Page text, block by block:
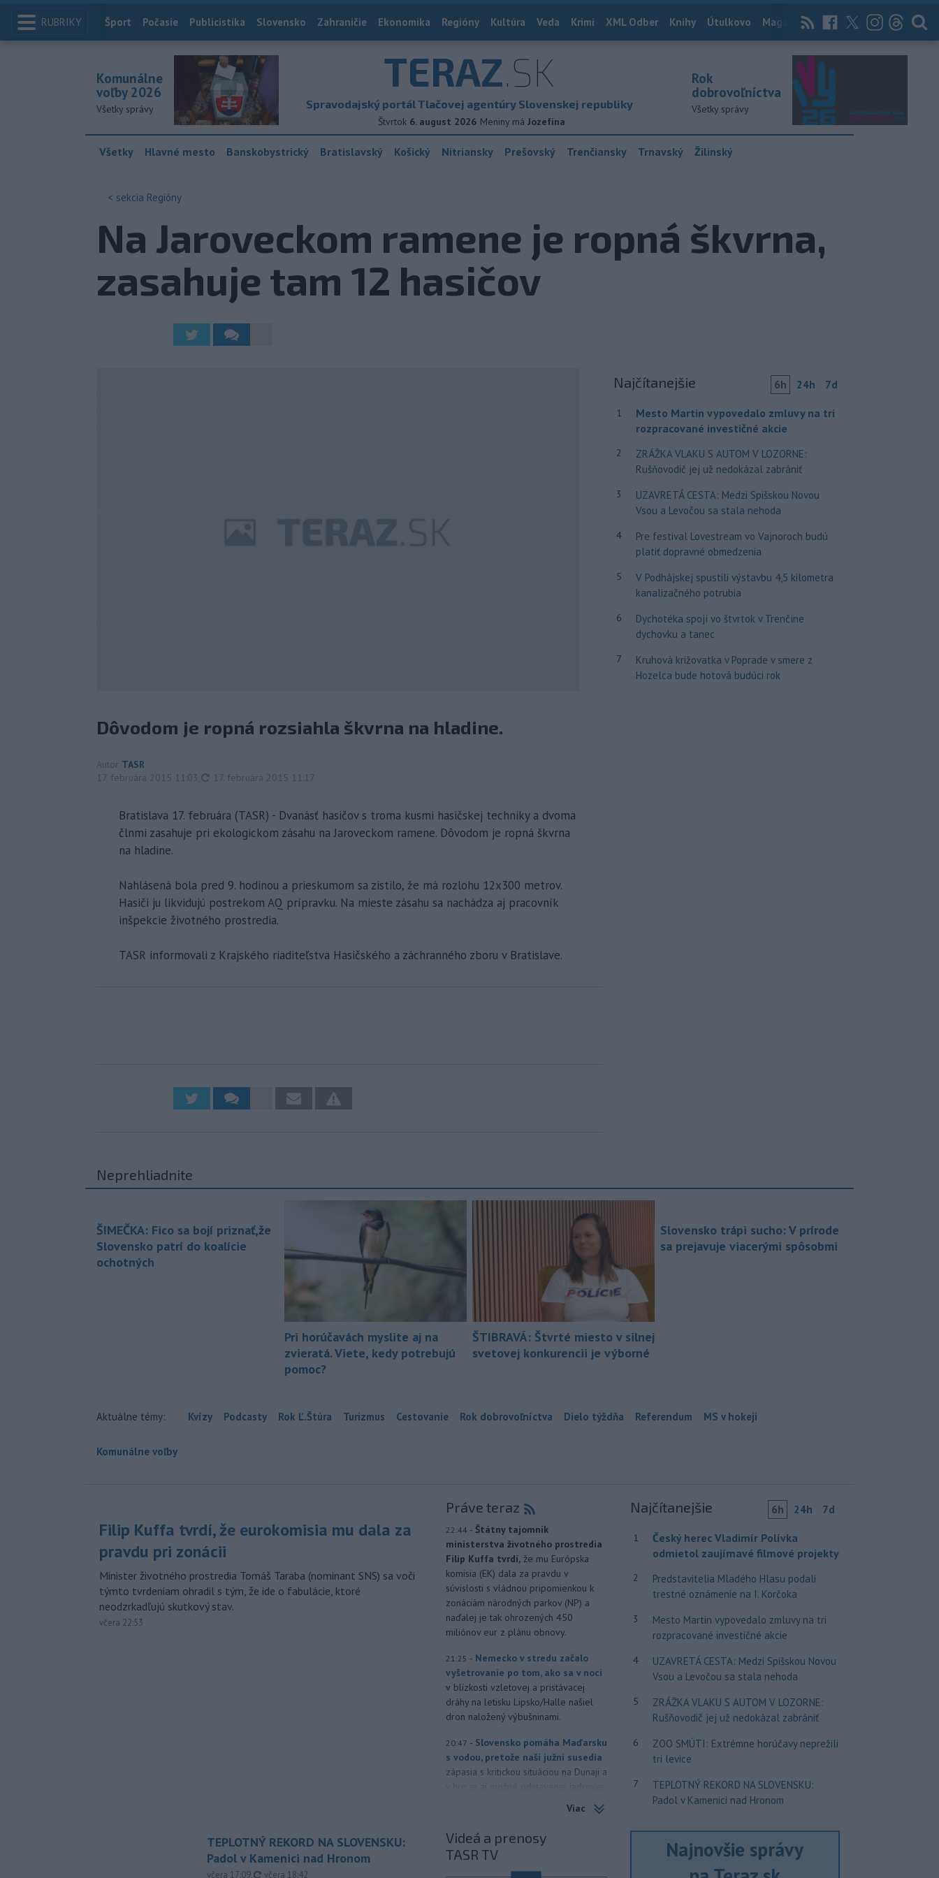
RUBRIKY Index
Šport Počasie Publicistika Slovensko Zahraničie Ekonomika Regióny Kultúra Veda Krimi XML Odber Knihy Útulkovo Magazín News Now Archív
TERAZ.SK
Spravodajský portál Tlačovej agentúry Slovenskej republiky
Štvrtok 6. august 2026 Meniny má Jozefína
Komunálne
voľby 2026
Všetky správy
Rok
dobrovoľníctva
Všetky správy
Všetky Hlavné mesto Banskobystrický Bratislavský Košický Nitriansky Prešovský Trenčiansky Trnavský Žilinský
< sekcia Regióny
Na Jaroveckom ramene je ropná škvrna,
zasahuje tam 12 hasičov
Dôvodom je ropná rozsiahla škvrna na hladine.
Autor TASR
17. februára 2015 11:03
aktualizované
17. februára 2015 11:17
Bratislava 17. februára (TASR) - Dvanásť hasičov s troma kusmi hasičskej techniky a dvoma
člnmi zasahuje pri ekologickom zásahu na Jaroveckom ramene. Dôvodom je ropná škvrna
na hladine.
Nahlásená bola pred 9. hodinou a prieskumom sa zistilo, že má rozlohu 12x300 metrov.
Hasiči ju likvidujú postrekom AQ prípravku. Na mieste zásahu sa nachádza aj pracovník
inšpekcie životného prostredia.
TASR informovali z Krajského riaditeľstva Hasičského a záchranného zboru v Bratislave.
Najčítanejšie 6h 24h 7d
1
Mesto Martin vypovedalo zmluvy na tri
rozpracované investičné akcie
2
ZRÁŽKA VLAKU S AUTOM V LOZORNE:
Rušňovodič jej už nedokázal zabrániť
3
UZAVRETÁ CESTA: Medzi Spišskou Novou
Vsou a Levočou sa stala nehoda
4
Pre festival Lovestream vo Vajnoroch budú
platiť dopravné obmedzenia
5
V Podhájskej spustili výstavbu 4,5 kilometra
kanalizačného potrubia
6
Dychotéka spojí vo štvrtok v Trenčíne
dychovku a tanec
7
Kruhová križovatka v Poprade v smere z
Hozelca bude hotová budúci rok
Neprehliadnite
ŠIMEČKA: Fico sa bojí priznať,že
Slovensko patrí do koalície
ochotných
Pri horúčavách myslite aj na
zvieratá. Viete, kedy potrebujú
pomoc?
ŠTIBRAVÁ: Štvrté miesto v silnej
svetovej konkurencii je výborné
Slovensko trápi sucho: V prírode
sa prejavuje viacerými spôsobmi
Aktuálne témy: Kvízy Podcasty Rok Ľ.Štúra Turizmus Cestovanie Rok dobrovoľníctva Dielo týždňa Referendum MS v hokeji
Komunálne voľby
Filip Kuffa tvrdí, že eurokomisia mu dala za
pravdu pri zonácii
Minister životného prostredia Tomáš Taraba (nominant SNS) sa voči
týmto tvrdeniam ohradil s tým, že ide o fabulácie, ktoré
neodzrkadľujú skutkový stav.
včera 22:53
TEPLOTNÝ REKORD NA SLOVENSKU:
Padol v Kamenici nad Hronom
včera 17:09, aktualizované
včera 18:42
Práve teraz
22:44 - Štátny tajomník
ministerstva životného prostredia
Filip Kuffa tvrdí, že mu Európska
komisia (EK) dala za pravdu v
súvislosti s vládnou pripomienkou k
zonáciám národných parkov (NP) a
naďalej je tak ohrozených 450
miliónov eur z plánu obnovy.
21:25 - Nemecko v stredu začalo
vyšetrovanie po tom, ako sa v noci
v blízkosti vzletovej a pristávacej
dráhy na letisku Lipsko/Halle našiel
dron naložený výbušninami.
20:47 - Slovensko pomáha Maďarsku
s vodou, pretože naši južní susedia
zápasia s kritickou situáciou na Dunaji a
objavila ďalší podzemný tunel,
ktorý mal
slúžiť na nelegálne
prevádzanie migrantov z Bieloruska
Viac
Videá a prenosy
TASR TV
Najčítanejšie 6h 24h 7d
1
Český herec Vladimír Polívka
odmietol zaujímavé filmové projekty
2
Predstavitelia Mladého Hlasu podali
trestné oznámenie na I. Korčoka
3
Mesto Martin vypovedalo zmluvy na tri
rozpracované investičné akcie
4
UZAVRETÁ CESTA: Medzi Spišskou Novou
Vsou a Levočou sa stala nehoda
5
ZRÁŽKA VLAKU S AUTOM V LOZORNE:
Rušňovodič jej už nedokázal zabrániť
6
ZOO SMÚTI: Extrémne horúčavy neprežili
tri levice
7
TEPLOTNÝ REKORD NA SLOVENSKU:
Padol v Kamenici nad Hronom
Najnovšie správy